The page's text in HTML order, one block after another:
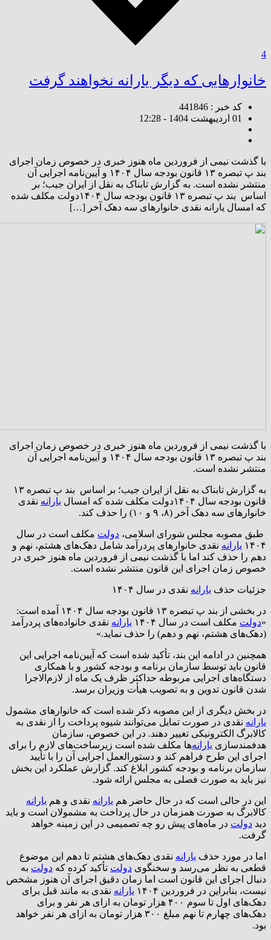
4
خانوارهایی که دیگر یارانه نخواهند گرفت
کد خبر : 441846
01 اردیبهشت 1404 - 12:28
با گذشت نیمی از فروردین ماه هنوز خبری در خصوص زمان اجرای
بند پ تبصره ۱۳ قانون بودجه سال ۱۴۰۴ و آیین‌نامه اجرایی آن
منتشر نشده است. به گزارش تابناک به نقل از ایران جیب؛ بر
اساس بند پ تبصره ۱۳ قانون بودجه سال ۱۴۰۴دولت مکلف شده
که امسال یارانه نقدی خانوارهای سه دهک آخر […]
با گذشت نیمی از فروردین ماه هنوز خبری در خصوص زمان اجرای
بند پ تبصره ۱۳ قانون بودجه سال ۱۴۰۴ و آیین‌نامه اجرایی آن
منتشر نشده است.
به گزارش تابناک به نقل از ایران جیب؛ بر اساس بند پ تبصره ۱۳
قانون بودجه سال ۱۴۰۴دولت مکلف شده که امسال
یارانه نقدی
خانوارهای سه دهک آخر (۸، ۹ و ۱۰) را حذف کند.
طبق مصوبه مجلس شورای اسلامی، دولت مکلف است در سال
۱۴۰۴ یارانه نقدی خانوار­‌های پردرآمد شامل دهک‌­های هشتم، نهم و
دهم را حذف کند اما با گذشت نیمی از فروردین ماه هنوز خبری در
خصوص زمان اجرای این قانون منتشر نشده است.
جزئیات حذف یارانه نقدی در سال ۱۴۰۴
در بخشی از بند پ تبصره ۱۳ قانون بودجه سال ۱۴۰۴ آمده است:
«دولت مکلف است در سال ۱۴۰۴ یارانه نقدی خانواده‌های پردرآمد
(دهک‌های هشتم، نهم و دهم) را حذف نماید.»
همچنین در ادامه این بند، تأکید شده است که آیین‌نامه اجرایی این
قانون باید توسط سازمان برنامه و بودجه کشور و با همکاری
دستگاه‌های اجرایی مربوطه حداکثر ظرف یک ماه از لازم‌الاجرا
شدن قانون تدوین و به تصویب هیأت وزیران برسد.
در بخش دیگری از این مصوبه ذکر شده است که خانوارهای مشمول
یارانه نقدی در صورت تمایل می‌توانند شیوه پرداخت را از نقدی به
کالابرگ الکترونیکی تغییر دهند. در این خصوص، سازمان
هدفمندسازی یارانه‌ها مکلف شده است زیرساخت‌های لازم را برای
اجرای این طرح فراهم کند و دستورالعمل اجرایی آن را با تأیید
سازمان برنامه و بودجه کشور ابلاغ کند. گزارش عملکرد این بخش
نیز باید به صورت فصلی به مجلس ارائه شود.
این در حالی است که در حال حاضر هم یارانه نقدی و هم یارانه
کالابرگ به صورت همزمان در حال پرداخت به مشمولان است و باید
دید دولت در ماه‌های پیش رو چه تصمیمی در این زمینه خواهد
گرفت.
اما در مورد حذف یارانه نقدی دهک‌های هشتم تا دهم این موضوع
قطعی به نظر می‌رسد و سخنگوی دولت تأکید کرده که دولت به
دنبال اجرای این قانون است اما زمان دقیق اجرای آن هنوز مشخص
نیست، بنابراین در فروردین ۱۴۰۴
یارانه نقدی به مانند قبل برای
دهک‌های اول تا سوم ۴۰۰ هزار تومان به ازای هر نفر و برای
دهک‌های چهارم تا نهم مبلغ ۳۰۰ هزار تومان به ازای هر نفر خواهد
بود.